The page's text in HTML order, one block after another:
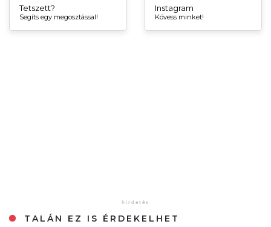
Tetszett?
Segíts egy megosztással!
Instagram
Kövess minket!
TALÁN EZ IS ÉRDEKELHET